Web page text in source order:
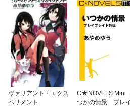
ヴァリアント・エクス
ペリメント
C★NOVELS
つかの情景 ブレイ